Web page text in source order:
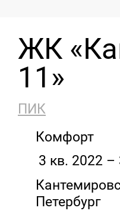
ЖК
11»
ПИК
Комфорт
3 кв. 2022 –
Петербург